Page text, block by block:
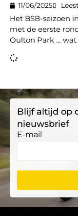
11/06/2025
Het BSB-seizoen
met de eerste
Oulton Park … wat
Blijf altijd op
nieuwsbrief
E-mail